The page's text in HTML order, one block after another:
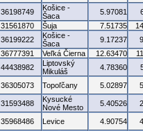
36198749
Košice -
Šaca
5.97081
31561870 Šuja 7.51735
36199222
Košice -
Šaca
9.17237
36777391 Veľká Čierna 12.63470
44438982
Liptovský
Mikuláš
4.78360
36305073 Topoľčany 5.02897
31593488
Kysucké
Nové Mesto
5.40526
35968486 Levice 4.90754